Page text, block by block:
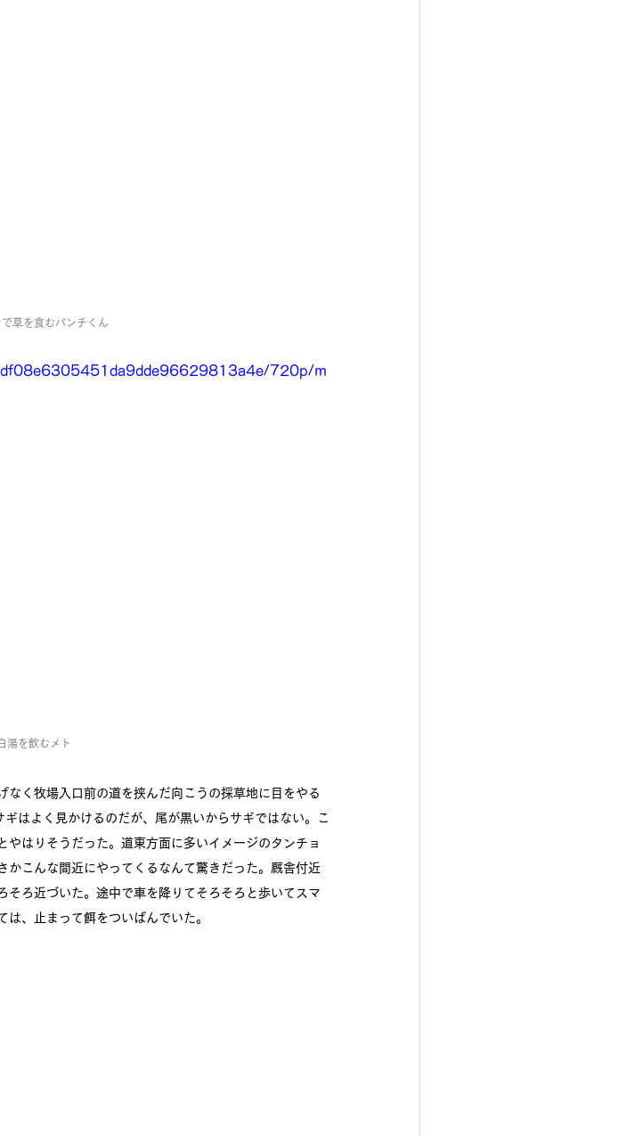
草を食むパンチくん
720p/m
湯を飲むメト
く牧場入口前の道を挟んだ向こうの採草地に目をやる
はよく見かけるのだが、尾が黒いからサギではない。こ
はりそうだった。道東方面に多いイメージのタンチョ
こんな間近にやってくるなんて驚きだった。厩舎付近
ろ近づいた。途中で車を降りてそろそろと歩いてスマ
、止まって餌をついばんでいた。